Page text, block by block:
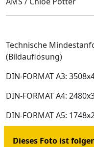
Technische
(Bildauflösung)
DIN-FORMAT A3:
DIN-FORMAT A4:
DIN-FORMAT A5:
Dieses Foto ist